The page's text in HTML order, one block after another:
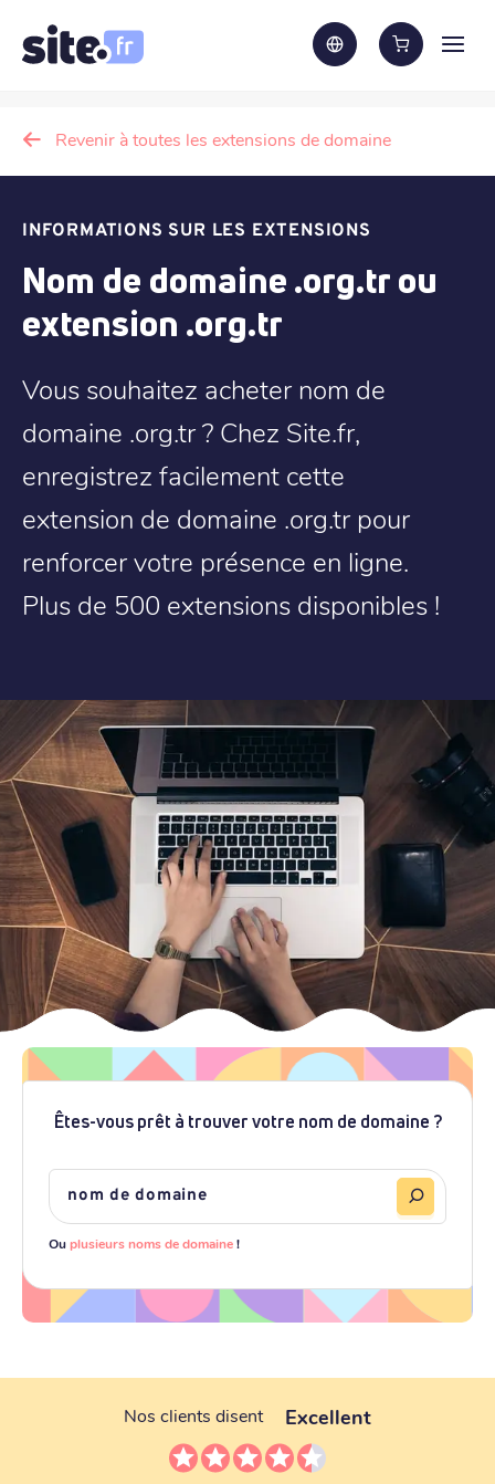
Revenir à toutes les extensions de domaine
INFORMATIONS SUR LES EXTENSIONS
Nom de domaine .org.tr ou
extension .org.tr
Vous souhaitez acheter nom de
domaine .org.tr ? Chez Site.fr,
enregistrez facilement cette
extension de domaine .org.tr pour
renforcer votre présence en ligne.
Plus de 500 extensions disponibles !
Êtes-vous prêt à trouver votre nom de domaine ?
Ouplusieurs noms de domaine!
Nos clients disent Excellent